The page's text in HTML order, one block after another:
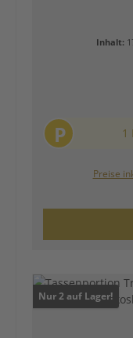
Inhalt:
P 1
Preise
Nur 2 auf Lager!